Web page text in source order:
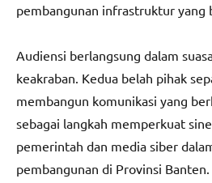
pembangunan infrastruktur yang
Audiensi berlangsung dalam
keakraban. Kedua belah pihak
membangun komunikasi yang
sebagai langkah memperkuat
pemerintah dan media siber
pembangunan di Provinsi Banten.